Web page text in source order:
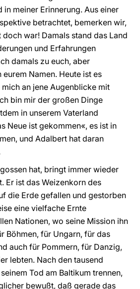
in meiner Erinnerung. Aus einer
betrachtet, bemerken wir,
war! Damals stand das Land
und Erfahrungen
damals zu euch, aber
Namen. Heute ist es
an jene Augenblicke mit
bin mir der großen Dinge
in unserem Vaterland
Neue ist gekommen«, es ist in
und Adalbert hat daran
hat, bringt immer wieder
Er ist das Weizenkorn des
die Erde gefallen und gestorben
eine vielfache Ernte
Nationen, wo seine Mission ihn
Böhmen, für Ungarn, für das
auch für Pommern, für Danzig,
lebten. Nach den tausend
Tod am Baltikum trennen,
bewußt, daß gerade das